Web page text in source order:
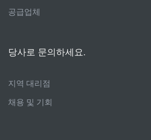
공급업체
당사로 문의하세요.
지역 대리점
채용 및 기회